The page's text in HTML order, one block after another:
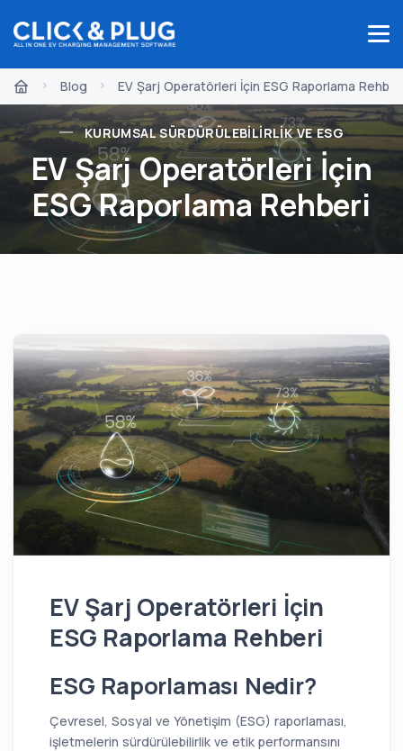
Blog EV Şarj Operatörleri İçin ESG Raporlama
KURUMSAL SÜRDÜRÜLEBILIRLIK VE ESG
EV Şarj Operatörleri İçin
ESG Raporlama Rehberi
EV Şarj Operatörleri İçin
ESG Raporlama Rehberi
ESG Raporlaması Nedir?
Çevresel, Sosyal ve Yönetişim (ESG) raporlaması,
işletmelerin sürdürülebilirlik ve etik performansını